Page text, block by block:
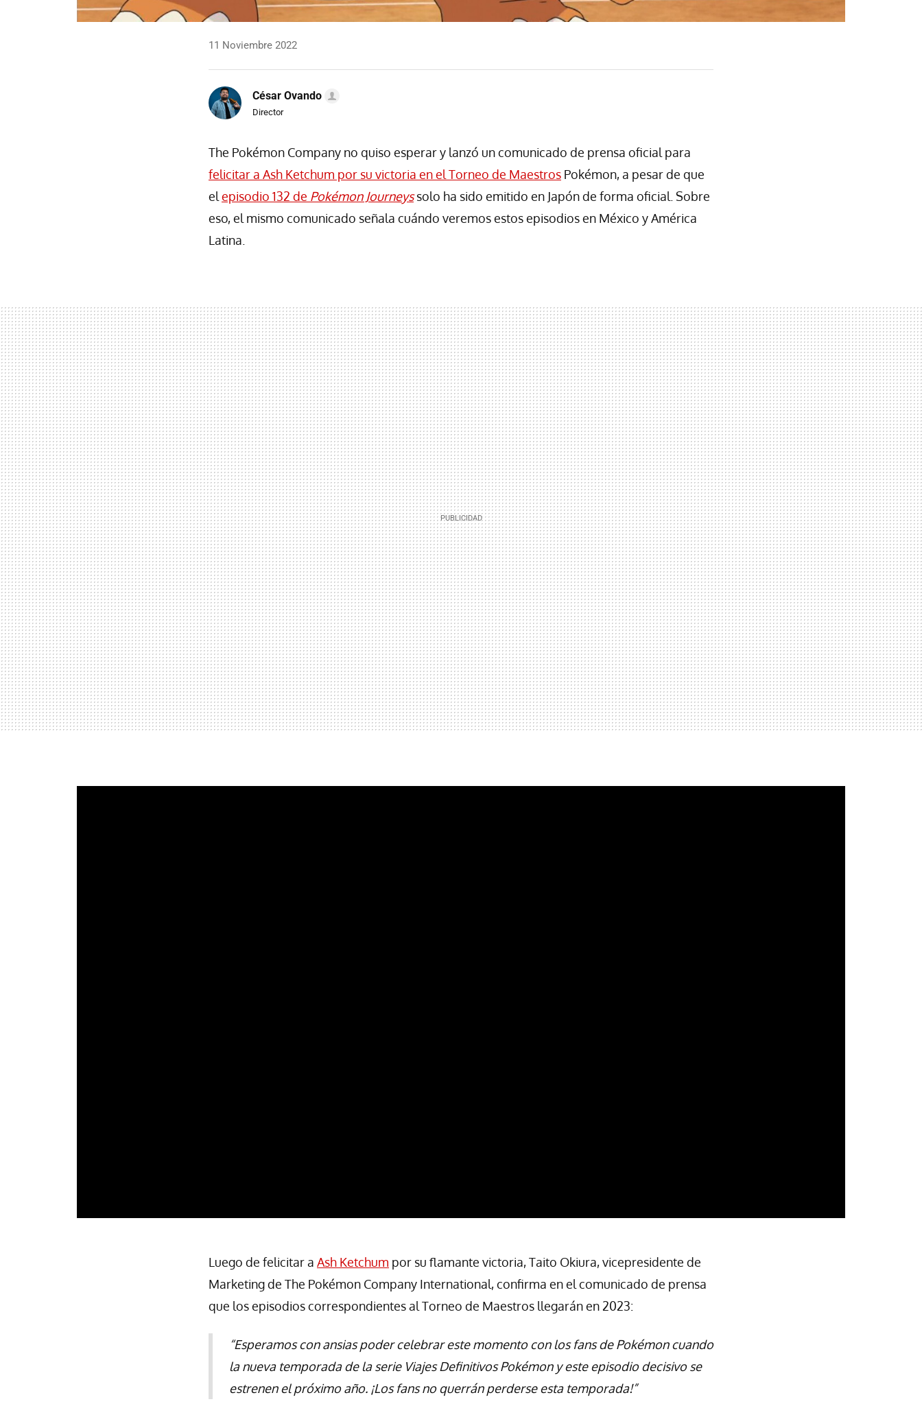
11 Noviembre 2022
César Ovando
Director
The Pokémon Company no quiso esperar y lanzó un comunicado de prensa oficial para
felicitar a Ash Ketchum por su victoria en el Torneo de Maestros Pokémon, a pesar de que
el episodio 132 de Pokémon Journeyssolo ha sido emitido en Japón de forma oficial. Sobre
eso, el mismo comunicado señala cuándo veremos estos episodios en México y América
Latina.
Luego de felicitar a Ash Ketchum por su flamante victoria, Taito Okiura, vicepresidente de
Marketing de The Pokémon Company International, confirma en el comunicado de prensa
que los episodios correspondientes al Torneo de Maestros llegarán en 2023:
“Esperamos con ansias poder celebrar este momento con los fans de Pokémon cuando
la nueva temporada de la serie Viajes Definitivos Pokémon y este episodio decisivo se
estrenen el próximo año. ¡Los fans no querrán perderse esta temporada!”